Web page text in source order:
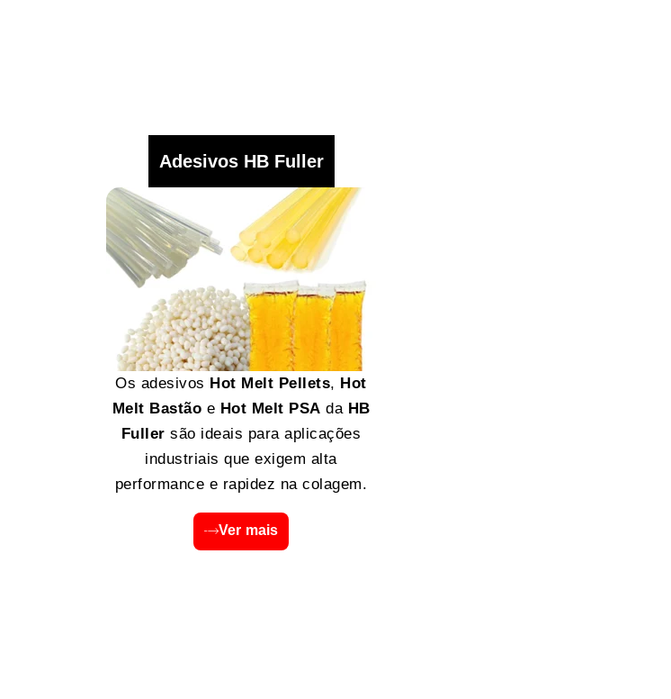
Adesivos HB Fuller
Os adesivos Hot Melt Pellets, Hot
Melt Bastão e Hot Melt PSA da HB
Fuller são ideais para aplicações
industriais que exigem alta
performance e rapidez na colagem.
Ver mais